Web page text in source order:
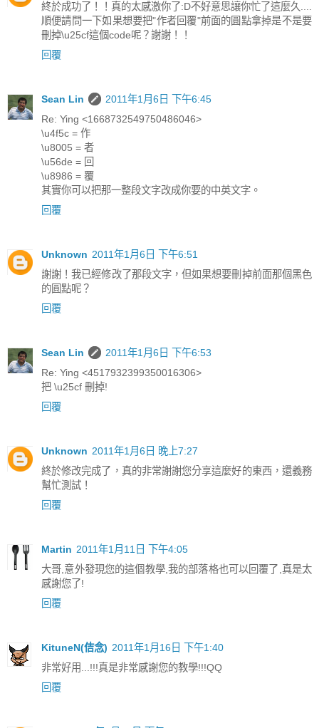
終於成功了！！真的太感激你了:D不好意思讓你忙了這麼久....
順便請問一下如果想要把"作者回覆"前面的圓點拿掉是不是要
刪掉\u25cf這個code呢？謝謝！！
回覆
Sean Lin
2011年1月6日 下午6:45
Re: Ying <1668732549750486046>
\u4f5c = 作
\u8005 = 者
\u56de = 回
\u8986 = 覆
其實你可以把那一整段文字改成你要的中英文字。
回覆
Unknown 2011年1月6日 下午6:51
謝謝！我已經修改了那段文字，但如果想要刪掉前面那個黑色
的圓點呢？
回覆
Sean Lin
2011年1月6日 下午6:53
Re: Ying <4517932399350016306>
把 \u25cf 刪掉!
回覆
Unknown 2011年1月6日 晚上7:27
終於修改完成了，真的非常謝謝您分享這麼好的東西，還義務
幫忙測試！
回覆
Martin 2011年1月11日 下午4:05
大哥,意外發現您的這個教學,我的部落格也可以回覆了,真是太
感謝您了!
回覆
KituneN(佶念) 2011年1月16日 下午1:40
非常好用...!!!真是非常感謝您的教學!!!QQ
回覆